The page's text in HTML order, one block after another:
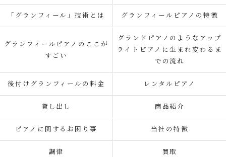
「グランフィール」技術とは グランフィールピアノの特徴
グランフィールピアノのここが
すごい
グランドピアノのようなアップ
ライトピアノに生まれ変わるま
での流れ
後付けグランフィールの料金 レンタルピアノ
貸し出し 商品紹介
ピアノに関するお困り事 当社の特徴
調律 買取